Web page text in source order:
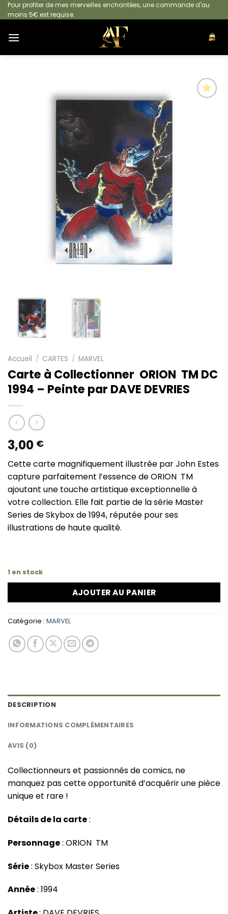
Passer
au
contenu
Pour profiter de mes merveilles enchantées, une commande d'au
moins 5€ est requise.
Accueil / CARTES / MARVEL
Carte à Collectionner ORION TM DC
1994 – Peinte par DAVE DEVRIES
3,00 €
Cette carte magnifiquement illustrée par John Estes
capture parfaitement l’essence de ORION TM
ajoutant une touche artistique exceptionnelle à
votre collection. Elle fait partie de la série Master
Series de Skybox de 1994, réputée pour ses
illustrations de haute qualité.
1 en stock
AJOUTER AU PANIER
Catégorie : MARVEL
DESCRIPTION
INFORMATIONS COMPLÉMENTAIRES
AVIS (0)
Collectionneurs et passionnés de comics, ne
manquez pas cette opportunité d’acquérir une pièce
unique et rare !
Détails de la carte:
Personnage: ORION TM
Série: Skybox Master Series
Année: 1994